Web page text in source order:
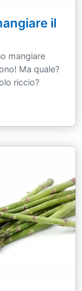
il
mangiare
Ma quale?
riccio?